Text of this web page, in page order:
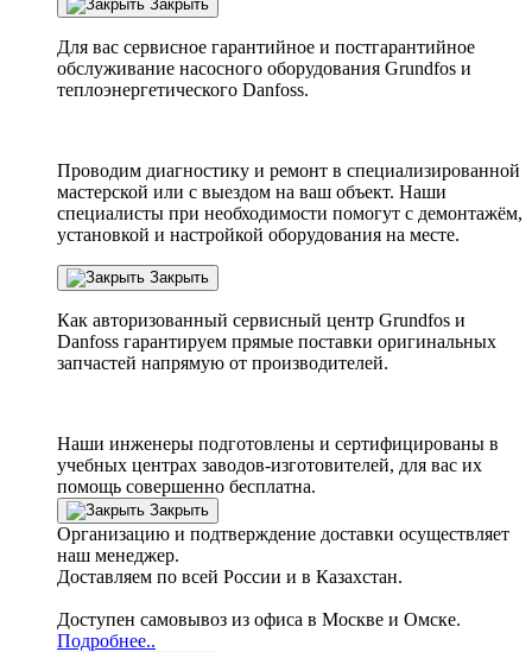
Закрыть
Для вас сервисное гарантийное и постгарантийное
обслуживание насосного оборудования Grundfos и
теплоэнергетического Danfoss.
Проводим диагностику и ремонт в специализированной
мастерской или с выездом на ваш объект. Наши
специалисты при необходимости помогут с демонтажём,
установкой и настройкой оборудования на месте.
Закрыть
Как авторизованный сервисный центр Grundfos и
Danfoss гарантируем прямые поставки оригинальных
запчастей напрямую от производителей.
Наши инженеры подготовлены и сертифицированы в
учебных центрах заводов-изготовителей, для вас их
помощь совершенно бесплатна.
Закрыть
Организацию и подтверждение доставки осуществляет
наш менеджер.
Доставляем по всей России и в Казахстан.
Доступен самовывоз из офиса в Москве и Омске.
Подробнее..